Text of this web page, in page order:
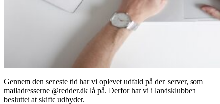
Gennem den seneste tid har vi oplevet udfald på den server, som
mailadresserne @redder.dk lå på. Derfor har vi i landsklubben
besluttet at skifte udbyder.